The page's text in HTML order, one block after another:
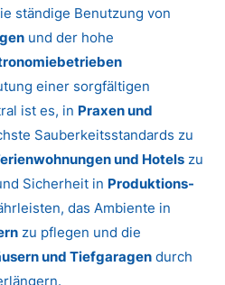
ständige Benutzung von
und der hohe
einer sorgfältigen
ist es, in Praxen und
Sauberkeitsstandards zu
und Hotels zu
Sicherheit in Produktions-
das Ambiente in
zu pflegen und die
und Tiefgaragen durch